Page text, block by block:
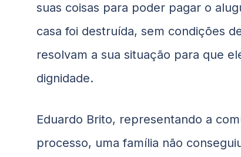
suas coisas para poder pagar o
casa foi destruída, sem condições
resolvam a sua situação para que
dignidade.
Eduardo Brito, representando a
processo, uma família não